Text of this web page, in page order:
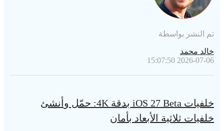
تم النشر بواسطة
خالد محمد
2026-07-06 15:07:50
خلفيات iOS 27 Beta بدقة 4K: حمّل وأنشئ
خلفيات ثلاثية الأبعاد بأمان